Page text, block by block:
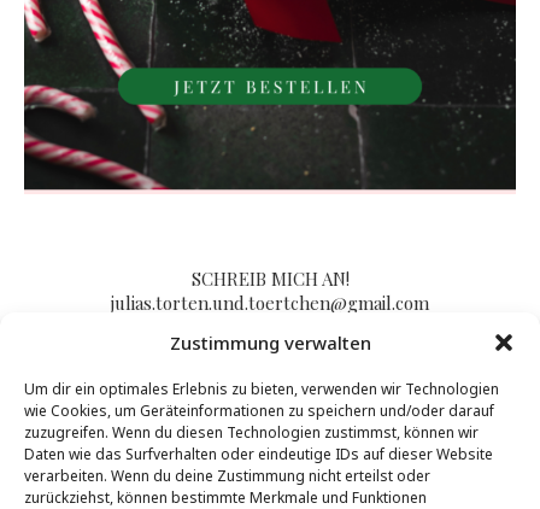
Zustimmung verwalten
Um dir ein optimales Erlebnis zu bieten, verwenden wir Technologien
wie Cookies, um Geräteinformationen zu speichern und/oder darauf
zuzugreifen. Wenn du diesen Technologien zustimmst, können wir
Daten wie das Surfverhalten oder eindeutige IDs auf dieser Website
verarbeiten. Wenn du deine Zustimmung nicht erteilst oder
zurückziehst, können bestimmte Merkmale und Funktionen
SCHREIB MICH AN!
julias.torten.und.toertchen@gmail.com
Impressum/Kontakt & Datenschutzerklärung